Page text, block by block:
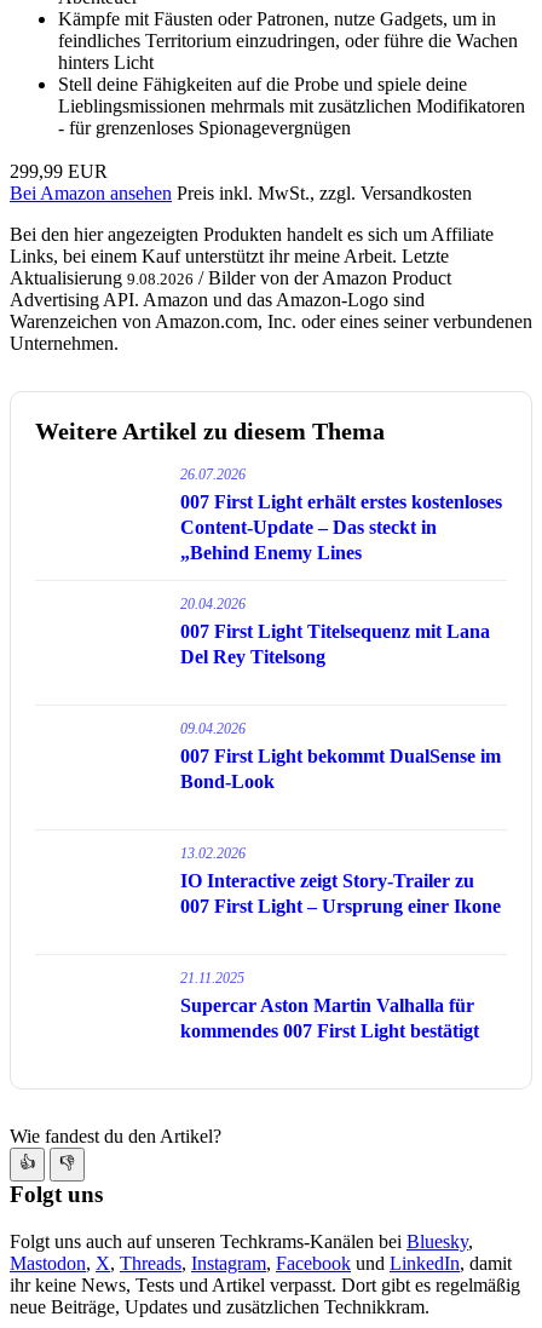
Kämpfe mit Fäusten oder Patronen, nutze Gadgets, um in
feindliches Territorium einzudringen, oder führe die Wachen
hinters Licht
Stell deine Fähigkeiten auf die Probe und spiele deine
Lieblingsmissionen mehrmals mit zusätzlichen Modifikatoren
- für grenzenloses Spionagevergnügen
299,99 EUR
Bei Amazon ansehen Preis inkl. MwSt., zzgl. Versandkosten
Bei den hier angezeigten Produkten handelt es sich um Affiliate
Links, bei einem Kauf unterstützt ihr meine Arbeit. Letzte
Aktualisierung 9.08.2026 / Bilder von der Amazon Product
Advertising API. Amazon und das Amazon-Logo sind
Warenzeichen von Amazon.com, Inc. oder eines seiner verbundenen
Unternehmen.
Weitere Artikel zu diesem Thema
26.07.2026
007 First Light erhält erstes kostenloses
Content-Update – Das steckt in
„Behind Enemy Lines
20.04.2026
007 First Light Titelsequenz mit Lana
Del Rey Titelsong
09.04.2026
007 First Light bekommt DualSense im
Bond-Look
13.02.2026
IO Interactive zeigt Story-Trailer zu
007 First Light – Ursprung einer Ikone
21.11.2025
Supercar Aston Martin Valhalla für
kommendes 007 First Light bestätigt
Wie fandest du den Artikel?
👍 👎
Folgt uns
Folgt uns auch auf unseren Techkrams-Kanälen bei Bluesky,
Mastodon, X, Threads, Instagram, Facebook und LinkedIn, damit
ihr keine News, Tests und Artikel verpasst. Dort gibt es regelmäßig
neue Beiträge, Updates und zusätzlichen Technikkram.